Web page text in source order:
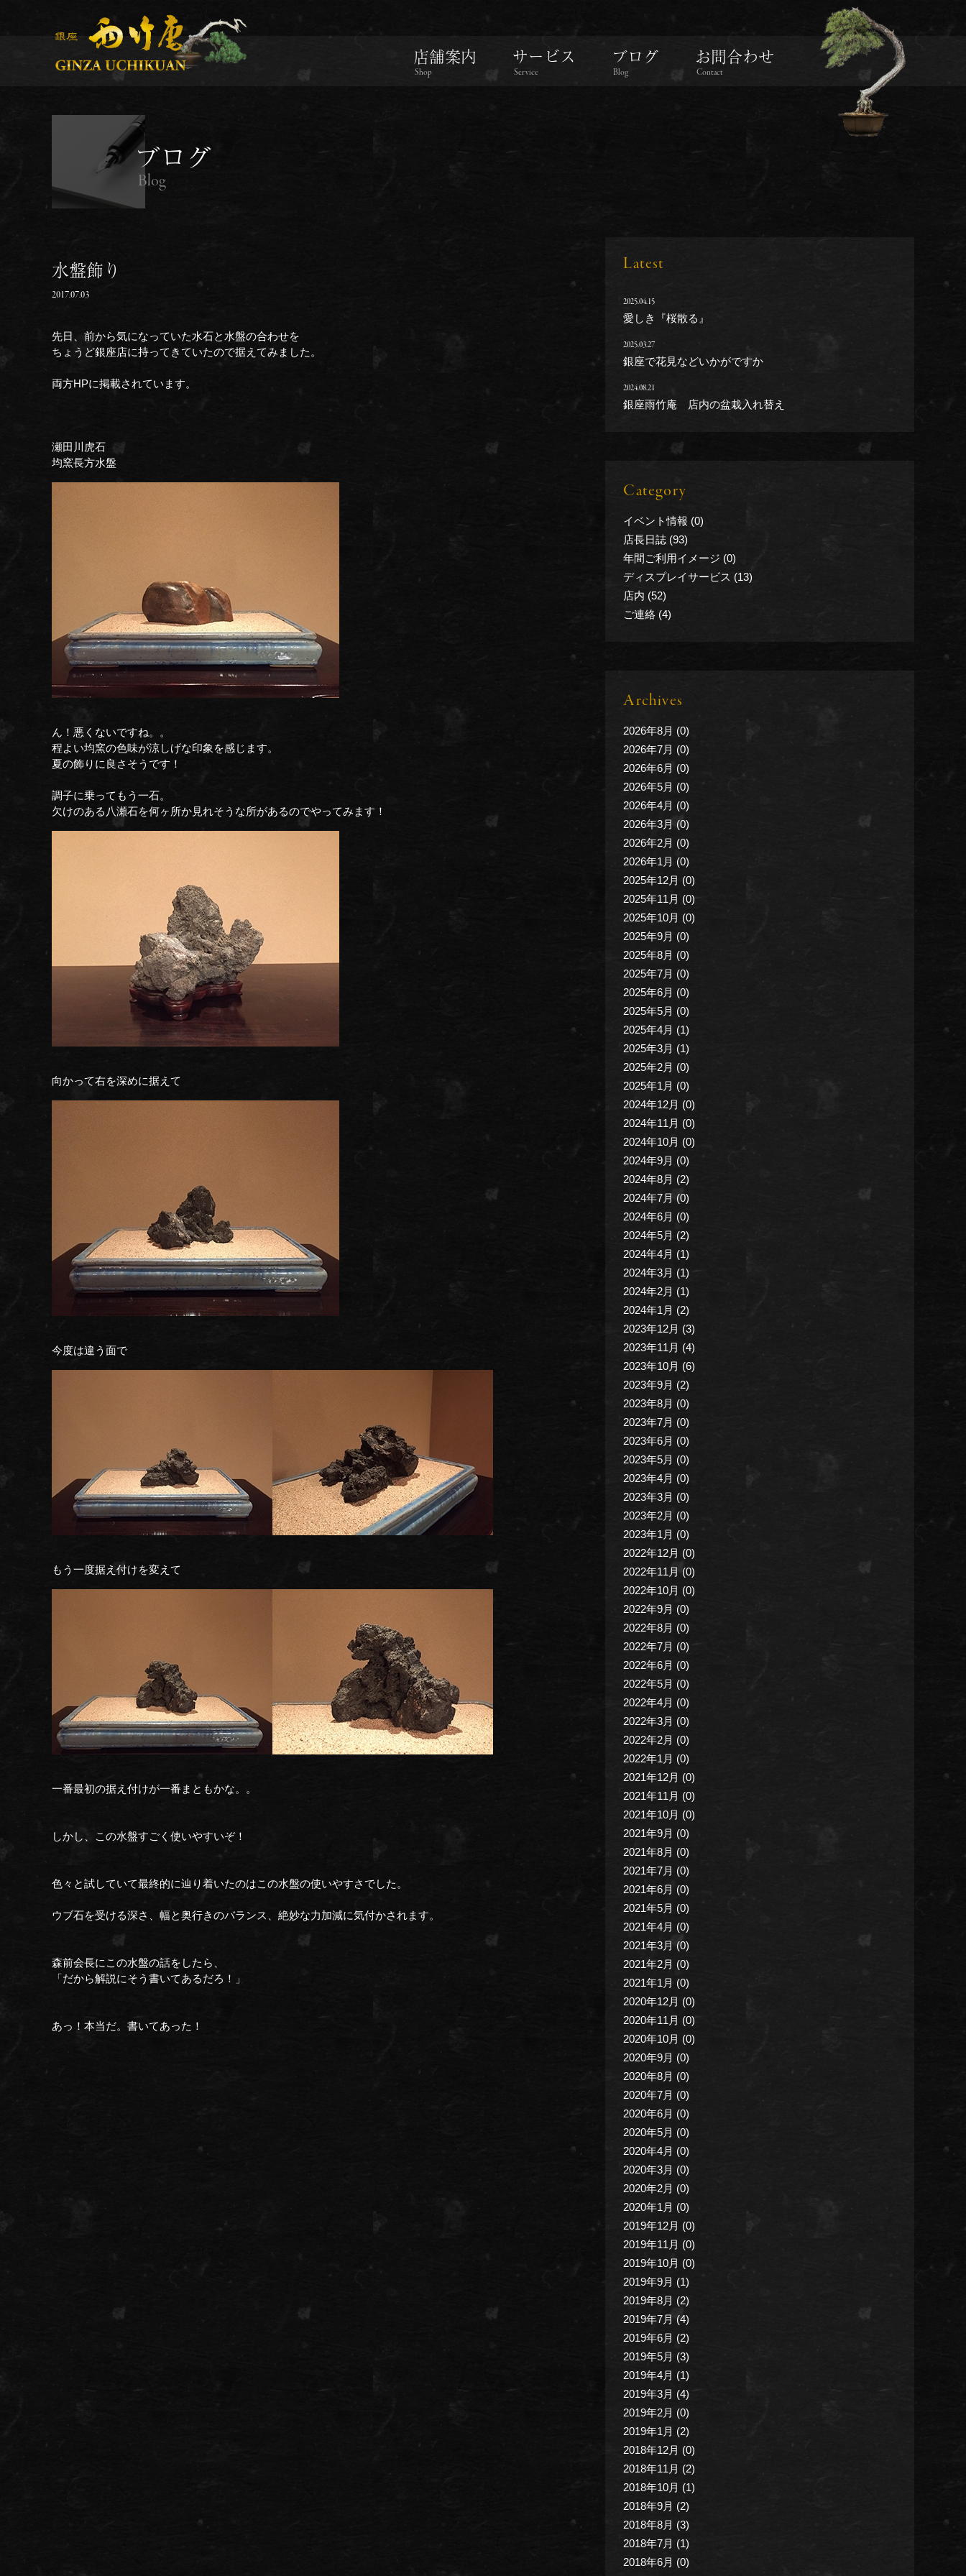
店舗案内
Shop
サービス
Service
ブログ
Blog
お問合わせ
Contact
ブログ
Blog
Latest
2025.04.15
愛しき『桜散る』
2025.03.27
銀座で花見などいかがですか
2024.08.21
銀座雨竹庵 店内の盆栽入れ替え
Category
イベント情報 (0)
店長日誌 (93)
年間ご利用イメージ (0)
ディスプレイサービス (13)
店内 (52)
ご連絡 (4)
Archives
2026年8月 (0)
2026年7月 (0)
2026年6月 (0)
2026年5月 (0)
2026年4月 (0)
2026年3月 (0)
2026年2月 (0)
2026年1月 (0)
2025年12月 (0)
2025年11月 (0)
2025年10月 (0)
2025年9月 (0)
2025年8月 (0)
2025年7月 (0)
2025年6月 (0)
2025年5月 (0)
2025年4月 (1)
2025年3月 (1)
2025年2月 (0)
2025年1月 (0)
2024年12月 (0)
2024年11月 (0)
2024年10月 (0)
2024年9月 (0)
2024年8月 (2)
2024年7月 (0)
2024年6月 (0)
2024年5月 (2)
2024年4月 (1)
2024年3月 (1)
2024年2月 (1)
2024年1月 (2)
2023年12月 (3)
2023年11月 (4)
2023年10月 (6)
2023年9月 (2)
2023年8月 (0)
2023年7月 (0)
2023年6月 (0)
2023年5月 (0)
2023年4月 (0)
2023年3月 (0)
2023年2月 (0)
2023年1月 (0)
2022年12月 (0)
2022年11月 (0)
2022年10月 (0)
2022年9月 (0)
2022年8月 (0)
2022年7月 (0)
2022年6月 (0)
2022年5月 (0)
2022年4月 (0)
2022年3月 (0)
2022年2月 (0)
2022年1月 (0)
2021年12月 (0)
2021年11月 (0)
2021年10月 (0)
2021年9月 (0)
2021年8月 (0)
2021年7月 (0)
2021年6月 (0)
2021年5月 (0)
2021年4月 (0)
2021年3月 (0)
2021年2月 (0)
2021年1月 (0)
2020年12月 (0)
2020年11月 (0)
2020年10月 (0)
2020年9月 (0)
2020年8月 (0)
2020年7月 (0)
2020年6月 (0)
2020年5月 (0)
2020年4月 (0)
2020年3月 (0)
2020年2月 (0)
2020年1月 (0)
2019年12月 (0)
2019年11月 (0)
2019年10月 (0)
2019年9月 (1)
2019年8月 (2)
2019年7月 (4)
2019年6月 (2)
2019年5月 (3)
2019年4月 (1)
2019年3月 (4)
2019年2月 (0)
2019年1月 (2)
2018年12月 (0)
2018年11月 (2)
2018年10月 (1)
2018年9月 (2)
2018年8月 (3)
2018年7月 (1)
2018年6月 (0)
水盤飾り
2017.07.03
先日、前から気になっていた水石と水盤の合わせを
ちょうど銀座店に持ってきていたので据えてみました。
両方HPに掲載されています。
瀬田川虎石
均窯長方水盤
ん！悪くないですね。。
程よい均窯の色味が涼しげな印象を感じます。
夏の飾りに良さそうです！
調子に乗ってもう一石。
欠けのある八瀬石を何ヶ所か見れそうな所があるのでやってみます！
向かって右を深めに据えて
今度は違う面で
もう一度据え付けを変えて
一番最初の据え付けが一番まともかな。。
しかし、この水盤すごく使いやすいぞ！
色々と試していて最終的に辿り着いたのはこの水盤の使いやすさでした。
ウブ石を受ける深さ、幅と奥行きのバランス、絶妙な力加減に気付かされます。
森前会長にこの水盤の話をしたら、
「だから解説にそう書いてあるだろ！」
あっ！本当だ。書いてあった！